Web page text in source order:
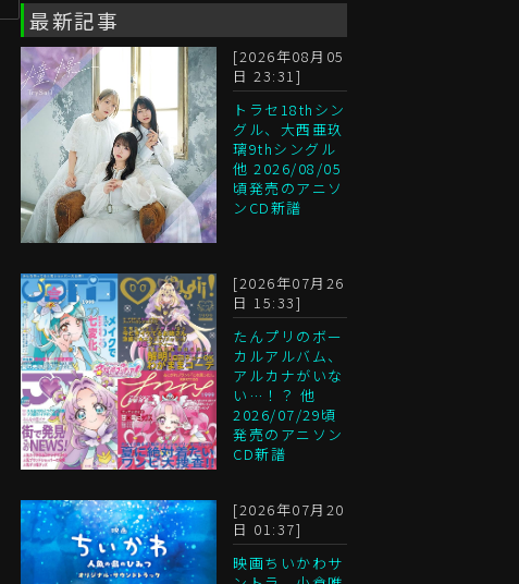
最新記事
[2026年08月05
日 23:31]
トラセ18thシン
グル、大西亜玖
璃9thシングル
他 2026/08/05
頃発売のアニソ
ンCD新譜
[2026年07月26
日 15:33]
たんプリのボー
カルアルバム、
アルカナがいな
い…！？ 他
2026/07/29頃
発売のアニソン
CD新譜
[2026年07月20
日 01:37]
映画ちいかわサ